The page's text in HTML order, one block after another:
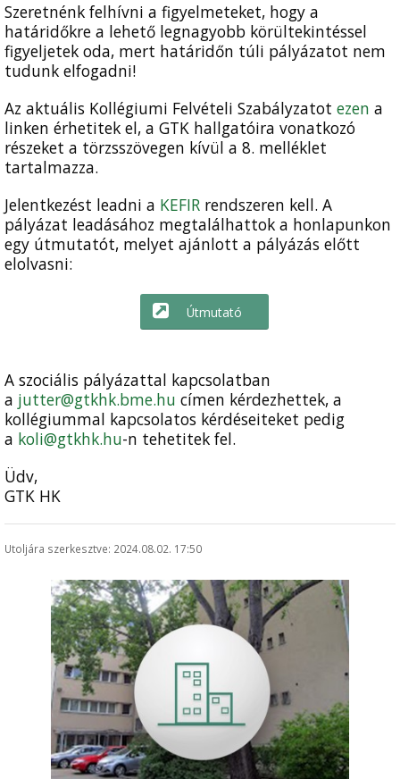
Szeretnénk felhívni a figyelmeteket, hogy a
határidőkre a lehető legnagyobb körültekintéssel
figyeljetek oda, mert határidőn túli pályázatot nem
tudunk elfogadni!
Az aktuális Kollégiumi Felvételi Szabályzatot ezen a
linken érhetitek el, a GTK hallgatóira vonatkozó
részeket a törzsszövegen kívül a 8. melléklet
tartalmazza.
Jelentkezést leadni a KEFIR rendszeren kell. A
pályázat leadásához megtalálhattok a honlapunkon
egy útmutatót, melyet ajánlott a pályázás előtt
elolvasni:
Útmutató
A szociális pályázattal kapcsolatban
a jutter@gtkhk.bme.hu címen kérdezhettek, a
kollégiummal kapcsolatos kérdéseiteket pedig
a koli@gtkhk.hu-n tehetitek fel.
Üdv,
GTK HK
Utoljára szerkesztve: 2024.08.02. 17:50